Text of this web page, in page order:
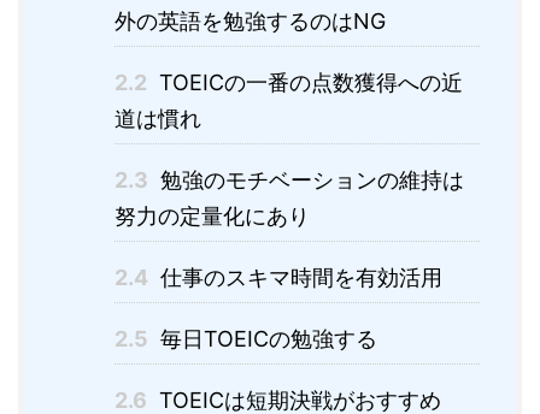
外の英語を勉強するのはNG
2.2 TOEICの一番の点数獲得への近
道は慣れ
2.3 勉強のモチベーションの維持は
努力の定量化にあり
2.4 仕事のスキマ時間を有効活用
2.5 毎日TOEICの勉強する
2.6 TOEICは短期決戦がおすすめ